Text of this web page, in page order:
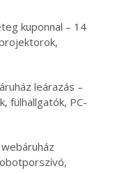
kuponnal – 14
leárazás –
fülhallgatók, PC-